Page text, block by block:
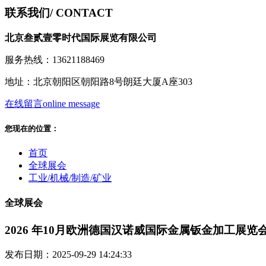
联系我们/ CONTACT
北京叁贰壹零时代国际展览有限公司
服务热线：13621188469
地址：北京朝阳区朝阳路8号朗廷大厦A座303
在线留言online message
您现在的位置：
首页
全球展会
工业/机械/制造/矿业
全球展会
2026 年10月欧洲德国汉诺威国际金属钣金加工展览
发布日期：2025-09-29 14:24:33